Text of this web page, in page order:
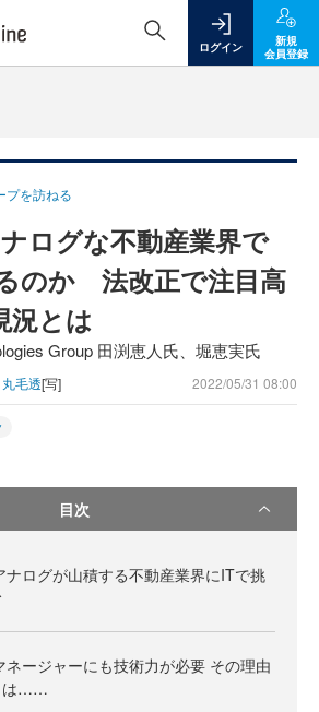
ログイン
新規
会員登録
プを訪ねる
ログな不動産業界で
のか 法改正で注目高
況とは
Group 田渕恵人氏、堀恵実氏
丸毛透[写] 2022/05/31 08:00
目次
ナログが山積する不動産業界にITで挑
ネージャーにも技術力が必要 その理由
は……